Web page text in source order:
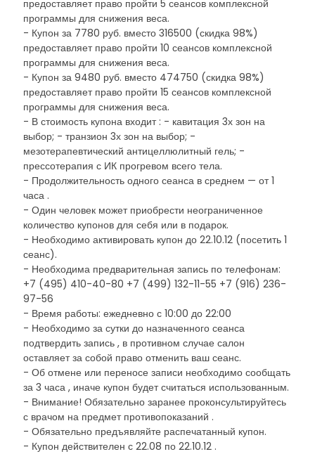
предоставляет право пройти 5 сеансов комплексной
программы для снижения веса.
- Купон за 7780 руб. вместо 316500 (скидка 98%)
предоставляет право пройти 10 сеансов комплексной
программы для снижения веса.
- Купон за 9480 руб. вместо 474750 (скидка 98%)
предоставляет право пройти 15 сеансов комплексной
программы для снижения веса.
- В стоимость купона входит : - кавитация 3х зон на
выбор; - транзион 3х зон на выбор; -
мезотерапевтический антицеллюлитный гель; -
прессотерапия с ИК прогревом всего тела.
- Продолжительность одного сеанса в среднем — от 1
часа .
- Один человек может приобрести неограниченное
количество купонов для себя или в подарок.
- Необходимо активировать купон до 22.10.12 (посетить 1
сеанс).
- Необходима предварительная запись по телефонам:
+7 (495) 410-40-80 +7 (499) 132-11-55 +7 (916) 236-
97-56
- Время работы: ежедневно с 10:00 до 22:00
- Необходимо за сутки до назначенного сеанса
подтвердить запись , в противном случае салон
оставляет за собой право отменить ваш сеанс.
- Об отмене или переносе записи необходимо сообщать
за 3 часа , иначе купон будет считаться использованным.
- Внимание! Обязательно заранее проконсультируйтесь
с врачом на предмет противопоказаний .
- Обязательно предъявляйте распечатанный купон.
- Купон действителен с 22.08 по 22.10.12 .